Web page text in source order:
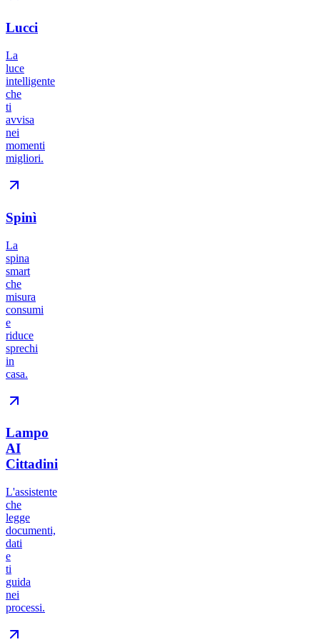
Lucci
La
luce
intelligente
che
ti
avvisa
nei
momenti
migliori.
Spinì
La
spina
smart
che
misura
consumi
e
riduce
sprechi
in
casa.
Lampo
AI
Cittadini
L'assistente
che
legge
documenti,
dati
e
ti
guida
nei
processi.